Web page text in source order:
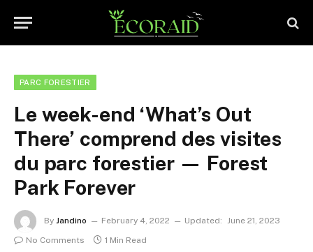
PARC FORESTIER
Le week-end ‘What’s Out
There’ comprend des visites
du parc forestier — Forest
Park Forever
By Jandino February 4, 2022 Updated: June 21, 2023
No Comments
1 Min Read